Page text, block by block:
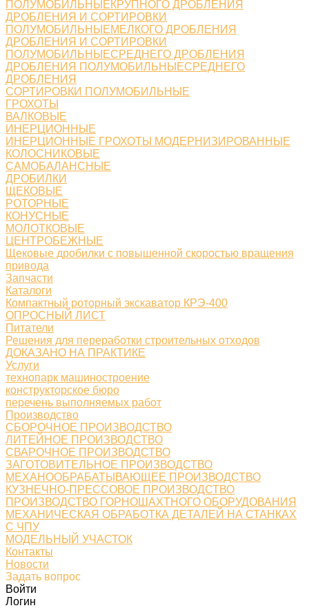
ПОЛУМОБИЛЬНЫЕКРУПНОГО ДРОБЛЕНИЯ
ДРОБЛЕНИЯ И СОРТИРОВКИ
ПОЛУМОБИЛЬНЫЕМЕЛКОГО ДРОБЛЕНИЯ
ДРОБЛЕНИЯ И СОРТИРОВКИ
ПОЛУМОБИЛЬНЫЕСРЕДНЕГО ДРОБЛЕНИЯ
ДРОБЛЕНИЯ ПОЛУМОБИЛЬНЫЕСРЕДНЕГО
ДРОБЛЕНИЯ
СОРТИРОВКИ ПОЛУМОБИЛЬНЫЕ
ГРОХОТЫ
ВАЛКОВЫЕ
ИНЕРЦИОННЫЕ
ИНЕРЦИОННЫЕ ГРОХОТЫ МОДЕРНИЗИРОВАННЫЕ
КОЛОСНИКОВЫЕ
САМОБАЛАНСНЫЕ
ДРОБИЛКИ
ЩЕКОВЫЕ
РОТОРНЫЕ
КОНУСНЫЕ
МОЛОТКОВЫЕ
ЦЕНТРОБЕЖНЫЕ
Щековые дробилки с повышенной скоростью вращения
привода
Запчасти
Каталоги
Компактный роторный экскаватор КРЭ-400
ОПРОСНЫЙ ЛИСТ
Питатели
Решения для переработки строительных отходов
ДОКАЗАНО НА ПРАКТИКЕ
Услуги
технопарк машиностроение
конструкторское бюро
перечень выполняемых работ
Производство
СБОРОЧНОЕ ПРОИЗВОДСТВО
ЛИТЕЙНОЕ ПРОИЗВОДСТВО
СВАРОЧНОЕ ПРОИЗВОДСТВО
ЗАГОТОВИТЕЛЬНОЕ ПРОИЗВОДСТВО
МЕХАНООБРАБАТЫВАЮЩЕЕ ПРОИЗВОДСТВО
КУЗНЕЧНО-ПРЕССОВОЕ ПРОИЗВОДСТВО
ПРОИЗВОДСТВО ГОРНОШАХТНОГО ОБОРУДОВАНИЯ
МЕХАНИЧЕСКАЯ ОБРАБОТКА ДЕТАЛЕЙ НА СТАНКАХ
С ЧПУ
МОДЕЛЬНЫЙ УЧАСТОК
Контакты
Новости
Задать вопрос
Войти
Логин